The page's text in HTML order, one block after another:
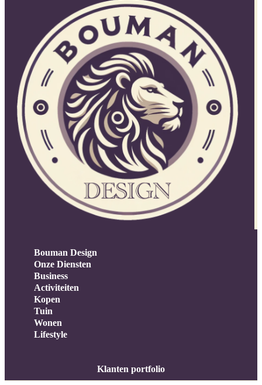
Bouman Design
Onze Diensten
Business
Activiteiten
Kopen
Tuin
Wonen
Lifestyle
Klanten portfolio